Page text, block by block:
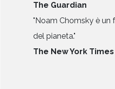
The Guardian
"Noam Chomsky è un
del pianeta."
The New York